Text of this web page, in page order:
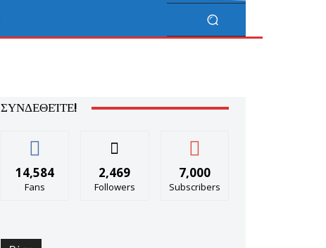
ΣΥΝΔΕΘΕΊΤΕ!
14,584
Fans
2,469
Followers
7,000
Subscribers